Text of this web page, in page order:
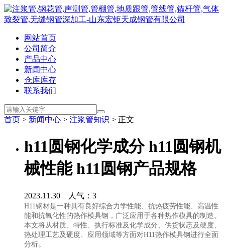
网站首页
公司简介
产品中心
新闻中心
仓库库存
联系我们
首页 > 新闻中心 > 注浆管知识 > 正文
h11圆钢化学成分 h11圆钢机
械性能 h11圆钢产品规格
2023.11.30 人气： 3
H11钢材是一种具有良好综合力学性能、抗热疲劳性能、高温性
能和抗氧化性的热作模具钢，广泛应用于各种热作模具的制造。
本文将从材质、特性、执行标准及化学成分、供货状态及硬度、
热处理工艺及硬度、应用领域等方面对H11热作模具钢进行全面
分析。